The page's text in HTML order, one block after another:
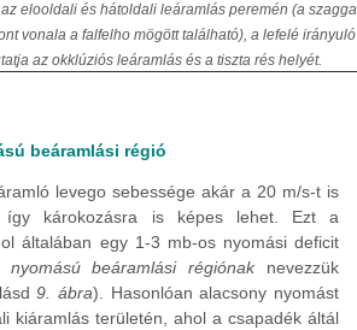
elooldali és hátoldali leáramlás peremén (a
vonala a falfelho mögött található), a lefelé
az okklúziós leáramlás és a tiszta rés helyét.
beáramlási régió
levego sebessége akár a 20 m/s-t is
így károkozásra is képes lehet. Ezt a
általában egy 1-3 mb-os nyomási deficit
nyomású beáramlási régiónaknevezzük
9. ábra). Hasonlóan alacsony nyomást
kiáramlás területén, ahol a csapadék áltál